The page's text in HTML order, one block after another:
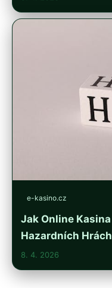
e-kasino.cz
Jak Online
Hazardních Hrách
8. 4. 2026